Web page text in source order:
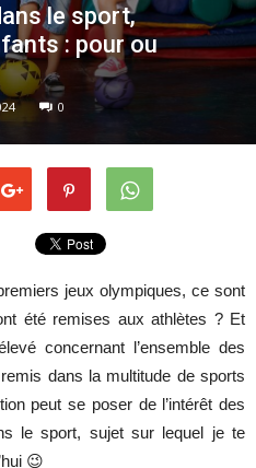
le sport,
: pour ou
0
jeux olympiques, ce sont
été remises aux athlètes ? Et
concernant l’ensemble des
dans la multitude de sports
peut se poser de l’intérêt des
le sport, sujet sur lequel je te
😉